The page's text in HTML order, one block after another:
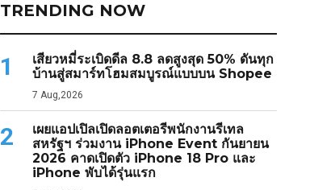
TRENDING NOW
1
เสียวหมี่ระเบิดดีล 8.8 ลดสูงสุด 50% ดันทุก
บ้านสู่สมาร์ทโฮมสมบูรณ์แบบบน Shopee
7 Aug,2026
2
เผยแอปเปิลเปิดลอตเตอรีพนักงานรีเทล
สหรัฐฯ ร่วมงาน iPhone Event กันยายน
2026 คาดเปิดตัว iPhone 18 Pro และ
iPhone พับได้รุ่นแรก